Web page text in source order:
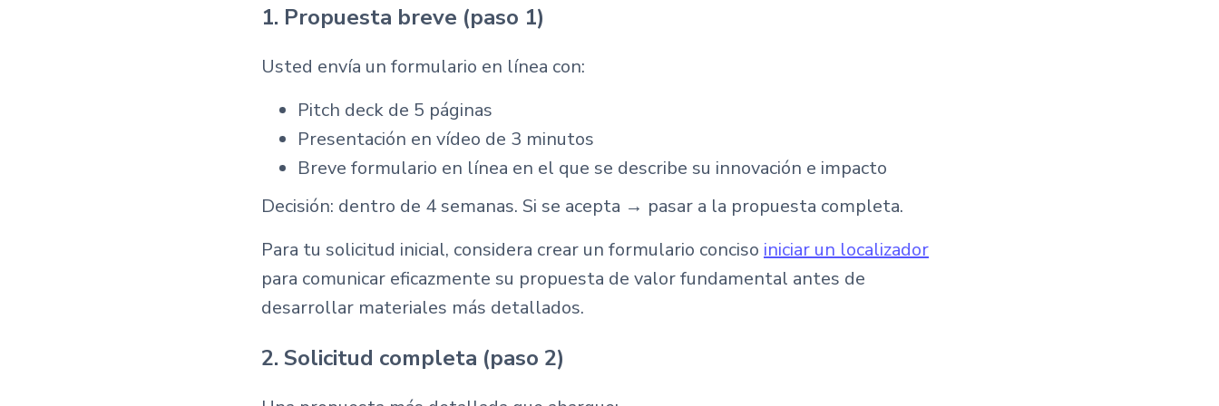
1. Propuesta breve (paso 1)
Usted envía un formulario en línea con:
Pitch deck de 5 páginas
Presentación en vídeo de 3 minutos
Breve formulario en línea en el que se describe su innovación e impacto
Decisión: dentro de 4 semanas. Si se acepta → pasar a la propuesta completa.
Para tu solicitud inicial, considera crear un formulario conciso iniciar un localizador
para comunicar eficazmente su propuesta de valor fundamental antes de
desarrollar materiales más detallados.
2. Solicitud completa (paso 2)